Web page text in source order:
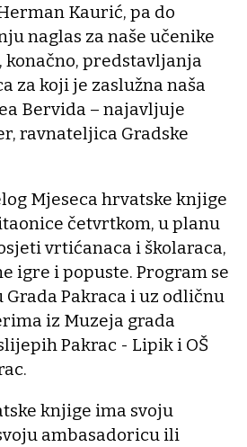
Kaurić, pa do
naglas za naše učenike
konačno, predstavljanja
za koji je zaslužna naša
Bervida – najavljuje
ravnateljica Gradske
Mjeseca hrvatske knjige
četvrtkom, u planu
vrtićanaca i školaraca,
igre i popuste. Program se
Pakraca i uz odličnu
iz Muzeja grada
Pakrac - Lipik i OŠ
knjige ima svoju
ambasadoricu ili